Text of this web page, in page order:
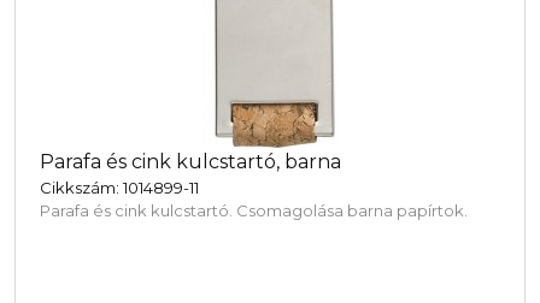
Parafa és cink kulcstartó, barna
Cikkszám: 1014899-11
Parafa és cink kulcstartó. Csomagolása barna papírtok.